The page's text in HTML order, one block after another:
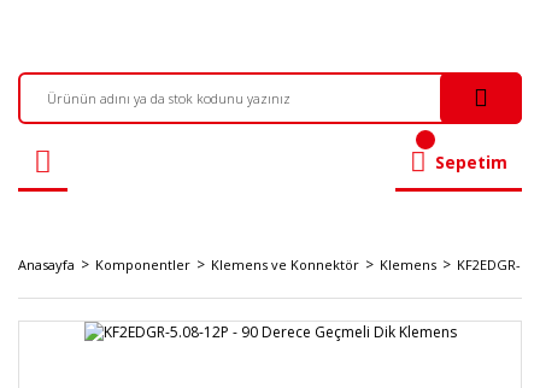
Sepetim
Anasayfa Komponentler Klemens ve Konnektör Klemens KF2EDGR-